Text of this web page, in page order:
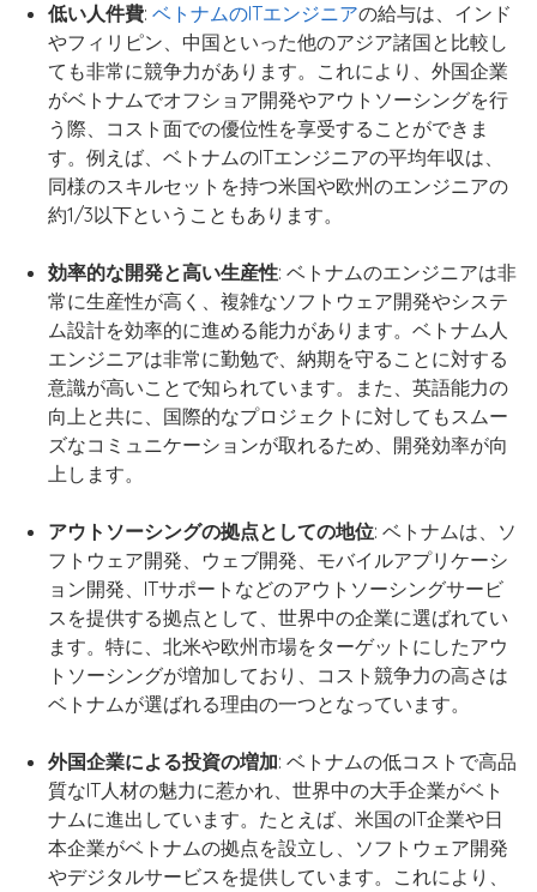
低い人件費: ベトナムのITエンジニアの給与は、インド
やフィリピン、中国といった他のアジア諸国と比較し
ても非常に競争力があります。これにより、外国企業
がベトナムでオフショア開発やアウトソーシングを行
う際、コスト面での優位性を享受することができま
す。例えば、ベトナムのITエンジニアの平均年収は、
同様のスキルセットを持つ米国や欧州のエンジニアの
約1/3以下ということもあります。
効率的な開発と高い生産性: ベトナムのエンジニアは非
常に生産性が高く、複雑なソフトウェア開発やシステ
ム設計を効率的に進める能力があります。ベトナム人
エンジニアは非常に勤勉で、納期を守ることに対する
意識が高いことで知られています。また、英語能力の
向上と共に、国際的なプロジェクトに対してもスムー
ズなコミュニケーションが取れるため、開発効率が向
上します。
アウトソーシングの拠点としての地位: ベトナムは、ソ
フトウェア開発、ウェブ開発、モバイルアプリケーシ
ョン開発、ITサポートなどのアウトソーシングサービ
スを提供する拠点として、世界中の企業に選ばれてい
ます。特に、北米や欧州市場をターゲットにしたアウ
トソーシングが増加しており、コスト競争力の高さは
ベトナムが選ばれる理由の一つとなっています。
外国企業による投資の増加: ベトナムの低コストで高品
質なIT人材の魅力に惹かれ、世界中の大手企業がベト
ナムに進出しています。たとえば、米国のIT企業や日
本企業がベトナムの拠点を設立し、ソフトウェア開発
やデジタルサービスを提供しています。これにより、